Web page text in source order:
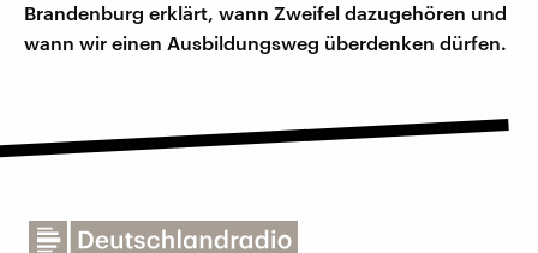
Brandenburg erklärt, wann Zweifel dazugehören und
wann wir einen Ausbildungsweg überdenken dürfen.